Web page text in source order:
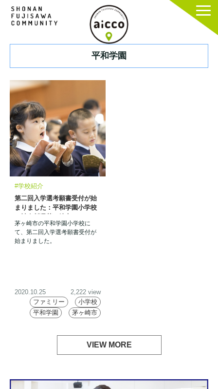
平和学園
#学校紹介
第二回入学選考願書受付が始
まりました：平和学園小学校
（神奈川県茅ヶ崎市）
茅ヶ崎市の平和学園小学校に
て、第二回入学選考願書受付が
始まりました。
2020.10.25
2,222 view
ファミリー
小学校
平和学園
茅ヶ崎市
VIEW MORE